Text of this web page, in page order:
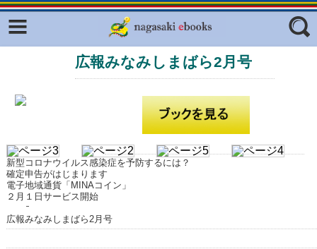
フリーワード
ジャンル
広報みなみしまばら2月号
新型コロナウイルス感染症を予防するには？
確定申告がはじまります
電子地域通貨「MINAコイン」
２月１日サービス開始
広報みなみしまばら2月号
Facebook
ふくいろキラリプロジェクト
ラリー（TOKYO Brochures）
はじめてご利用される方へ
コンテンツ
広報誌ナビ
明治日本の産業革命遺産